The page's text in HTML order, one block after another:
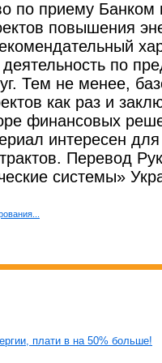
по приему
повышения
по
Тем не менее,
как раз и
финансовых
интересен для
Перевод
системы»
плати в на 50% больше!